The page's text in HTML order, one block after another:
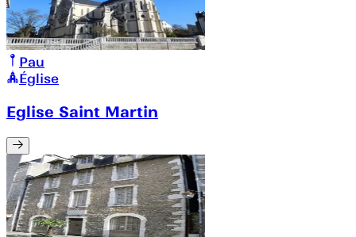
Pau
Église
Eglise Saint Martin